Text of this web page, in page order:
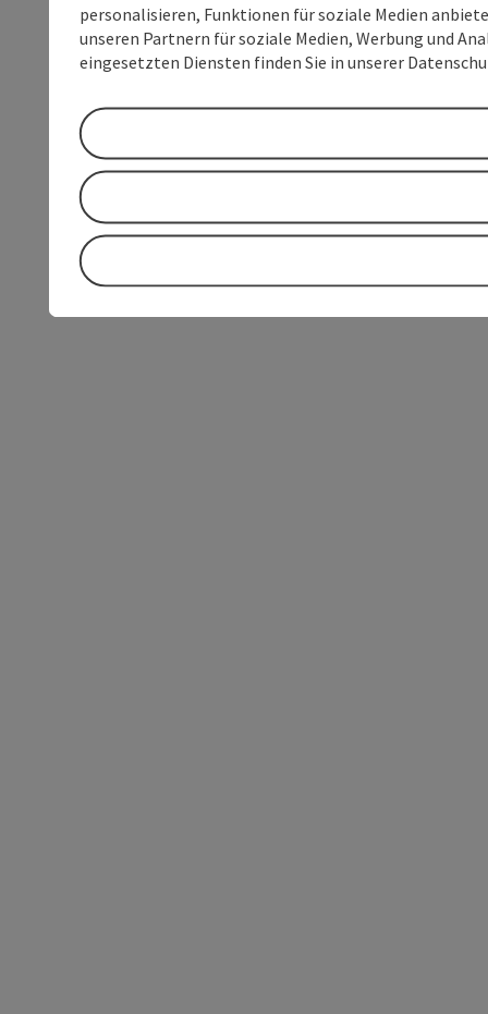
personalisieren, Funktionen für soziale Medien
unseren Partnern für soziale Medien, Werbung und
eingesetzten Diensten finden Sie in unserer